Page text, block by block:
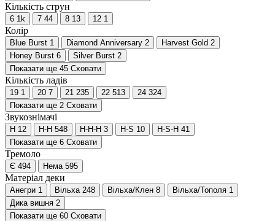
Кількість струн
6 1 k 7 44 8 13 12 1
Колір
Blue Burst 1 Diamond Anniversary 2 Harvest Gold 2
Honey Burst 6 Silver Burst 2
Показати ще 45 Сховати
Кількість ладів
19 1 20 7 21 235 22 513 24 324
Показати ще 2 Сховати
Звукознімачі
H 12 H-H 548 H-H-H 3 H-S 10 H-S-H 41
Показати ще 6 Сховати
Тремоло
Є 494 Нема 595
Матеріал деки
Анегри 1 Вільха 248 Вільха/Клен 8 Вільха/Тополя 1
Дика вишня 2
Показати ще 60 Сховати